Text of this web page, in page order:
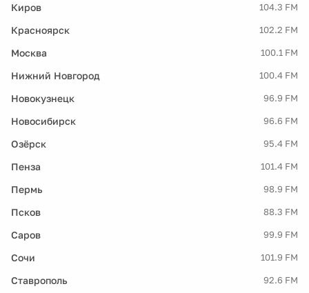
Киров 104.3 FM
Красноярск 102.2 FM
Москва 100.1 FM
Нижний Новгород 100.4 FM
Новокузнецк 96.9 FM
Новосибирск 96.6 FM
Озёрск 95.4 FM
Пенза 101.4 FM
Пермь 98.9 FM
Псков 88.3 FM
Саров 99.9 FM
Сочи 101.9 FM
Ставрополь 92.6 FM